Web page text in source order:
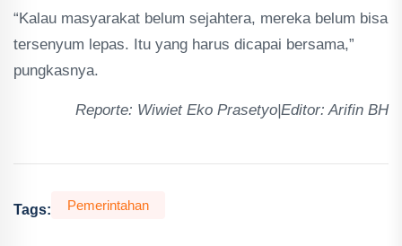
“Kalau masyarakat belum sejahtera, mereka belum bisa
tersenyum lepas. Itu yang harus dicapai bersama,”
pungkasnya.
Reporte: Wiwiet Eko Prasetyo|Editor: Arifin BH
Tags: Pemerintahan